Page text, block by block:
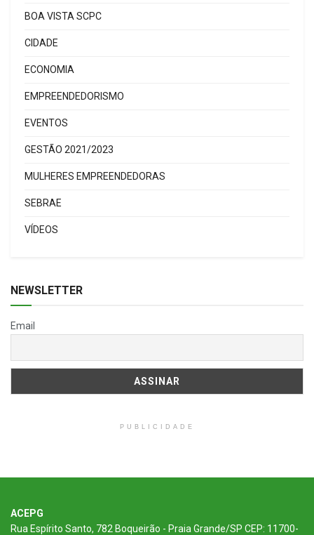
BOA VISTA SCPC
CIDADE
ECONOMIA
EMPREENDEDORISMO
EVENTOS
GESTÃO 2021/2023
MULHERES EMPREENDEDORAS
SEBRAE
VÍDEOS
NEWSLETTER
Email
PUBLICIDADE
ACEPG
Rua Espírito Santo, 782 Boqueirão - Praia Grande/SP CEP: 11700-